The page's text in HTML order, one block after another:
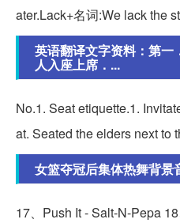
ater.Lack+名词:We lack the
英语翻译文字资料：第
人入座上席．...
No.1. Seat etiquette.1.
at. Seated the elders next to
女篮夺冠后集体热舞背景
17、Push It - Salt-N-Pepa